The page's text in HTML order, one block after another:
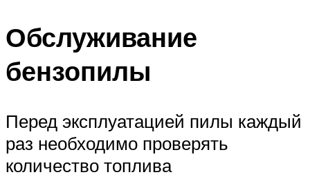
Обслуживание
бензопилы
Перед эксплуатацией пилы каждый
раз необходимо проверять
количество топлива